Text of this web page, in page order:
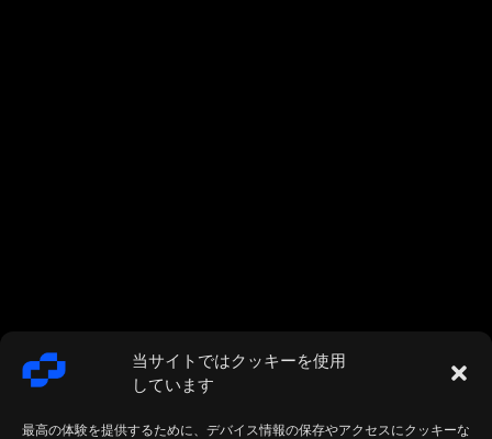
当サイトではクッキーを使用
しています
最高の体験を提供するために、デバイス情報の保存やアクセスにクッキーな